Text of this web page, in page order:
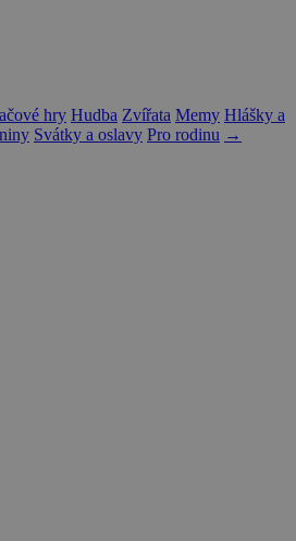
hry Hudba Zvířata Memy Hlášky a
Svátky a oslavy Pro rodinu →